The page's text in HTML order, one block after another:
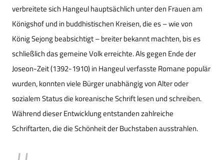
verbreitete sich Hangeul hauptsächlich unter den Frauen am
Königshof und in buddhistischen Kreisen, die es – wie von
König Sejong beabsichtigt – breiter bekannt machten, bis es
schließlich das gemeine Volk erreichte. Als gegen Ende der
Joseon-Zeit (1392-1910) in Hangeul verfasste Romane populär
wurden, konnten viele Bürger unabhängig von Alter oder
sozialem Status die koreanische Schrift lesen und schreiben.
Während dieser Entwicklung entstanden zahlreiche
Schriftarten, die die Schönheit der Buchstaben ausstrahlen.